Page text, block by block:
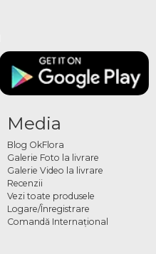
Media
Blog OkFlora
Galerie Foto la livrare
Galerie Video la livrare
Recenzii
Vezi toate produsele
Logare/Înregistrare
Comandă Internațional